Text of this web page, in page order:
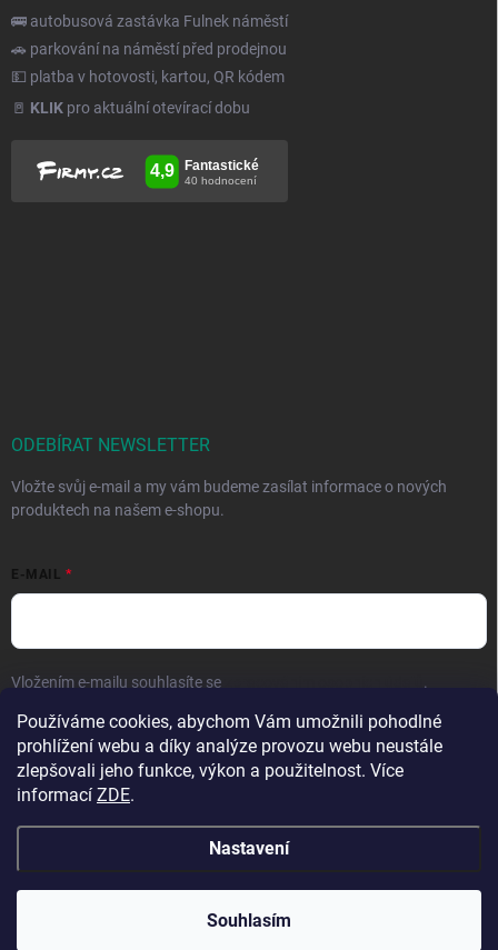
Používáme cookies, abychom Vám umožnili pohodlné
prohlížení webu a díky analýze provozu webu neustále
zlepšovali jeho funkce, výkon a použitelnost. Více
informací ZDE.
Nastavení
Souhlasím
Přejeme krásné prázdniny! 🧡 | Vaše objednávky
🚌 autobusová zastávka Fulnek náměstí
🚗 parkování na náměstí před prodejnou
💵 platba v hotovosti, kartou, QR kódem
🚪 KLIK pro aktuální otevírací dobu
ODEBÍRAT NEWSLETTER
Vložte svůj e-mail a my vám budeme zasílat informace o nových
produktech na našem e-shopu.
E-MAIL
Vložením e-mailu souhlasíte se .
Přihlásit se
Copyright 2026Hračky vzdělávačky. Všechna práva vyhrazena.Upravit
nastavení cookies